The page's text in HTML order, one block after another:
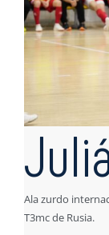
Ala zurdo
T3mc de Rusia.